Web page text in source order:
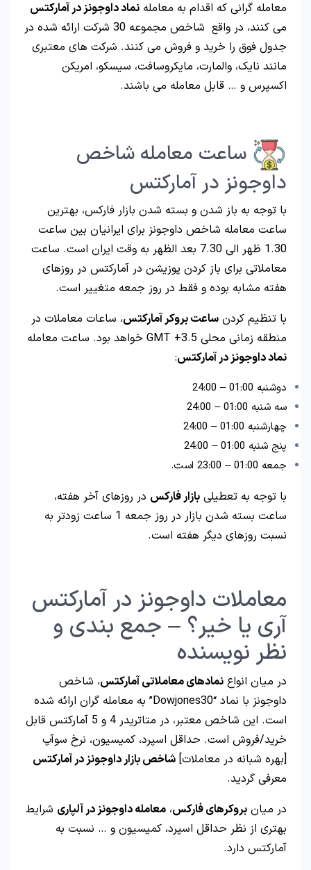
معامله گرانی که اقدام به معامله نماد داوجونز در آمارکتس
می کنند، در واقع شاخص مجموعه 30 شرکت ارائه شده در
جدول فوق را خرید و فروش می کنند. شرکت های معتبری
مانند نایک، والمارت، مایکروسافت، سیسکو، امریکن
اکسپرس و … قابل معامله می باشند.
ساعت معامله شاخص
داوجونز در آمارکتس
با توجه به باز شدن و بسته شدن بازار فارکس، بهترین
ساعت معامله شاخص داوجونز برای ایرانیان بین ساعت
1.30 ظهر الی 7.30 بعد الظهر به وقت ایران است. ساعت
معاملاتی برای باز کردن پوزیشن در آمارکتس در روزهای
هفته مشابه بوده و فقط در روز جمعه متغییر است.
با تنظیم کردن ساعت بروکر آمارکتس، ساعات معاملات در
منطقه زمانی محلی GMT +3.5 خواهد بود. ساعت معامله
نماد داوجونز در آمارکتس:
دوشنبه 01:00 – 24:00
سه شنبه 01:00 – 24:00
چهارشنبه 01:00 – 24:00
پنج شنبه 01:00 – 24:00
جمعه 01:00 – 23:00 است.
با توجه به تعطیلی بازار فارکس در روزهای آخر هفته،
ساعت بسته شدن بازار در روز جمعه 1 ساعت زودتر به
نسبت روزهای دیگر هفته است.
معاملات داوجونز در آمارکتس
آری یا خیر؟ – جمع بندی و
نظر نویسنده
در میان انواع نمادهای معاملاتی آمارکتس، شاخص
داوجونز با نماد “Dowjones30” به معامله گران ارائه شده
است. این شاخص معتبر، در متاتریدر 4 و 5 آمارکتس قابل
خرید/فروش است. حداقل اسپرد، کمیسیون، نرخ سوآپ
[بهره شبانه در معاملات] شاخص بازار داوجونز در آمارکتس
معرفی گردید.
در میان بروکرهای فارکس، معامله داوجونز در آلپاری شرایط
بهتری از نظر حداقل اسپرد، کمیسیون و … نسبت به
آمارکتس دارد.